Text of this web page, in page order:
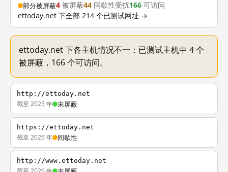
部分被屏蔽4 被屏蔽44 间歇性受扰166 可访问
ettoday.net 下全部 214 个已测试网址 →
ettoday.net 下各主机情况不一：已测试主机中 4 个
被屏蔽，166 个可访问。
http://ettoday.net
截至 2025 年 未屏蔽
https://ettoday.net
截至 2026 年 间歇性
http://www.ettoday.net